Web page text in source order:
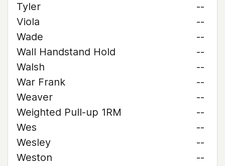
Tyler
--
Viola
--
Wade
--
Wall Handstand Hold
--
Walsh
--
War Frank
--
Weaver
--
Weighted Pull-up 1RM
--
Wes
--
Wesley
--
Weston
--